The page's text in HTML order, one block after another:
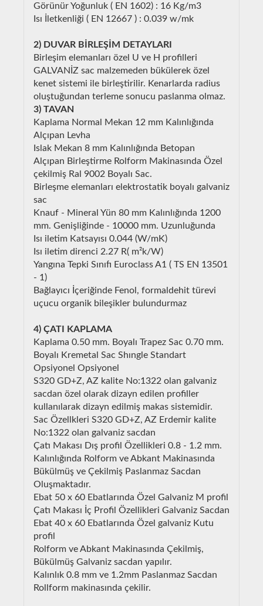
Görünür Yoğunluk ( EN 1602) : 16 Kg/m3
Isı İletkenliği ( EN 12667 ) : 0.039 w/mk
2) DUVAR BİRLEŞİM DETAYLARI
Birleşim elemanları özel U ve H profilleri
GALVANİZ sac malzemeden bükülerek özel
kenet sistemi ile birleştirilir. Kenarlarda radius
oluştuğundan terleme sonucu paslanma olmaz.
3) TAVAN
Kaplama Normal Mekan 12 mm Kalınlığında
Alçıpan Levha
Islak Mekan 8 mm Kalınlığında Betopan
Alçıpan Birleştirme Rolform Makinasında Özel
çekilmiş Ral 9002 Boyalı Sac.
Birleşme elemanları elektrostatik boyalı galvaniz
sac
Knauf - Mineral Yün 80 mm Kalınlığında 1200
mm. Genişliğinde - 10000 mm. Uzunluğunda
Isı iletim Katsayısı 0.044 (W/mK)
Isı iletim direnci 2.27 R( m²k/W)
Yangına Tepki Sınıfı Euroclass A1 ( TS EN 13501
- 1)
Bağlayıcı İçeriğinde Fenol, formaldehit türevi
uçucu organik bileşikler bulundurmaz
4) ÇATI KAPLAMA
Kaplama 0.50 mm. Boyalı Trapez Sac 0.70 mm.
Boyalı Kremetal Sac Shıngle Standart
Opsiyonel Opsiyonel
S320 GD+Z, AZ kalite No:1322 olan galvaniz
sacdan özel olarak dizayn edilen profiller
kullanılarak dizayn edilmiş makas sistemidir.
Sac Özellkleri S320 GD+Z, AZ Erdemir kalite
No:1322 olan galvaniz sacdan
Çatı Makası Dış profil Özellikleri 0.8 - 1.2 mm.
Kalınlığında Rolform ve Abkant Makinasında
Bükülmüş ve Çekilmiş Paslanmaz Sacdan
Oluşmaktadır.
Ebat 50 x 60 Ebatlarında Özel Galvaniz M profil
Çatı Makası İç Profil Özellikleri Galvaniz Sacdan
Ebat 40 x 60 Ebatlarında Özel galvaniz Kutu
profil
Rolform ve Abkant Makinasında Çekilmiş,
Bükülmüş Galvaniz sacdan yapılır.
Kalınlık 0.8 mm ve 1.2mm Paslanmaz Sacdan
Rollform makinasında çekilir.